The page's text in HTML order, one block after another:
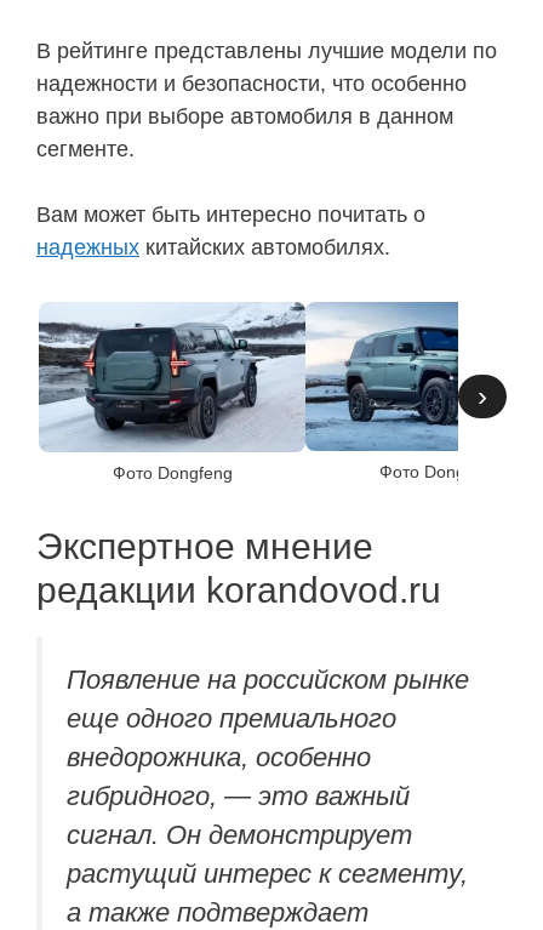
В рейтинге представлены лучшие модели по
надежности и безопасности, что особенно
важно при выборе автомобиля в данном
сегменте.
Вам может быть интересно почитать о
надежных китайских автомобилях.
Фото Dongfeng Фото Dongfeng
›
Экспертное мнение
редакции korandovod.ru
Появление на российском рынке
еще одного премиального
внедорожника, особенно
гибридного, — это важный
сигнал. Он демонстрирует
растущий интерес к сегменту,
а также подтверждает